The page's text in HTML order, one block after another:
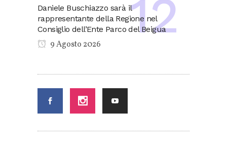
Daniele Buschiazzo sarà il
rappresentante della Regione nel
Consiglio dell’Ente Parco del Beigua
9 Agosto 2026